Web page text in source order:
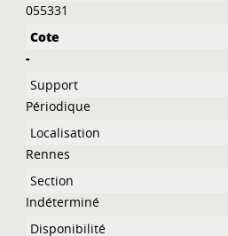
055331
-
Périodique
Rennes
Indéterminé